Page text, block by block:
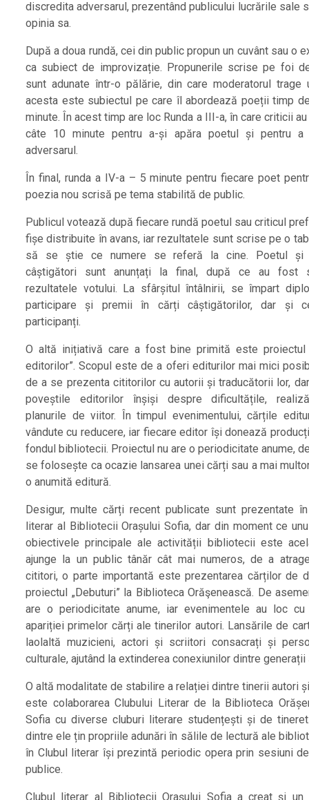
discredita adversarul, prezentând publicului lucrările sale
opinia sa.
După a doua rundă, cei din public propun un cuvânt sau o
ca subiect de improvizație. Propunerile scrise pe foi
sunt adunate într-o pălărie, din care moderatorul trage
acesta este subiectul pe care îl abordează poeții timp
minute. În acest timp are loc Runda a III-a, în care criticii
câte 10 minute pentru a-și apăra poetul și pentru a
adversarul.
În final, runda a IV-a – 5 minute pentru fiecare poet
poezia nou scrisă pe tema stabilită de public.
Publicul votează după fiecare rundă poetul sau criticul
fișe distribuite în avans, iar rezultatele sunt scrise pe o
să se știe ce numere se referă la cine. Poetul și
câștigători sunt anunțați la final, după ce au fost
rezultatele votului. La sfârșitul întâlnirii, se împart
participare și premii în cărți câștigătorilor, dar și
participanți.
O altă inițiativă care a fost bine primită este proiectul
editorilor”. Scopul este de a oferi editurilor mai mici
de a se prezenta cititorilor cu autorii și traducătorii lor,
poveștile editorilor înșiși despre dificultățile,
planurile de viitor. În timpul evenimentului, cărțile
vândute cu reducere, iar fiecare editor își donează
fondul bibliotecii. Proiectul nu are o periodicitate anume,
se folosește ca ocazie lansarea unei cărți sau a mai
o anumită editură.
Desigur, multe cărți recent publicate sunt prezentate
literar al Bibliotecii Orașului Sofia, dar din moment ce
obiectivele principale ale activității bibliotecii este
ajunge la un public tânăr cât mai numeros, de a
cititori, o parte importantă este prezentarea cărților de
proiectul „Debuturi” la Biblioteca Orăşenească. De
are o periodicitate anume, iar evenimentele au loc cu
apariției primelor cărți ale tinerilor autori. Lansările de
laolaltă muzicieni, actori și scriitori consacrați și
culturale, ajutând la extinderea conexiunilor dintre generații
O altă modalitate de stabilire a relației dintre tinerii autori
este colaborarea Clubului Literar de la Biblioteca
Sofia cu diverse cluburi literare studențești și de
dintre ele țin propriile adunări în sălile de lectură ale
în Clubul literar își prezintă periodic opera prin sesiuni
publice.
Clubul literar al Bibliotecii Orașului Sofia a creat și un